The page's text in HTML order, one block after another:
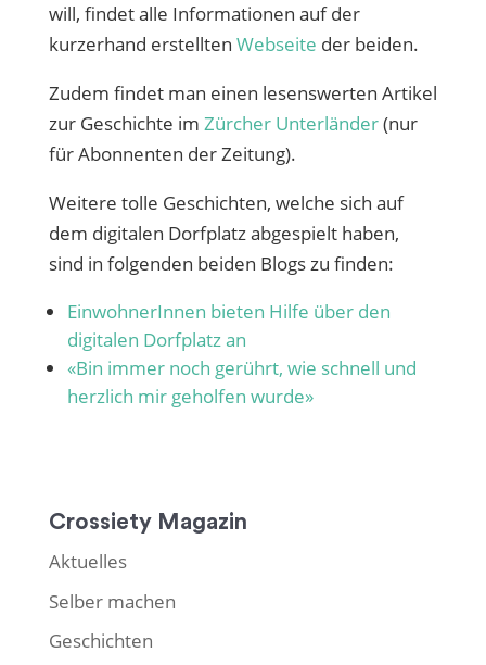
will, findet alle Informationen auf der
kurzerhand erstellten Webseite der beiden.
Zudem findet man einen lesenswerten Artikel
zur Geschichte im Zürcher Unterländer(nur
für Abonnenten der Zeitung).
Weitere tolle Geschichten, welche sich auf
dem digitalen Dorfplatz abgespielt haben,
sind in folgenden beiden Blogs zu finden:
EinwohnerInnen bieten Hilfe über den
digitalen Dorfplatz an
«Bin immer noch gerührt, wie schnell und
herzlich mir geholfen wurde»
Crossiety Magazin
Aktuelles
Selber machen
Geschichten